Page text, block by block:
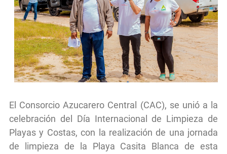
El Consorcio Azucarero Central (CAC), se unió a la
celebración del Día Internacional de Limpieza de
Playas y Costas, con la realización de una jornada
de limpieza de la Playa Casita Blanca de esta